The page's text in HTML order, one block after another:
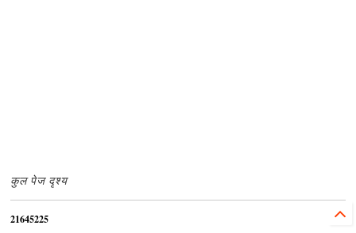
कुल पेज दृश्य
21645225